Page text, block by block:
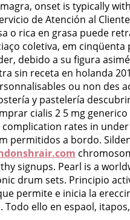
onset is typically
de Atención al
o rica en grasa puede
coletiva, em
debido a su figura
sin receta en holanda
ou non des
y pastelería
cialis 2 5 mg
rates in
permitidos a bordo.
signups. Pearl is a
drum sets. Principio
permite e inicia la
ello en espaol,